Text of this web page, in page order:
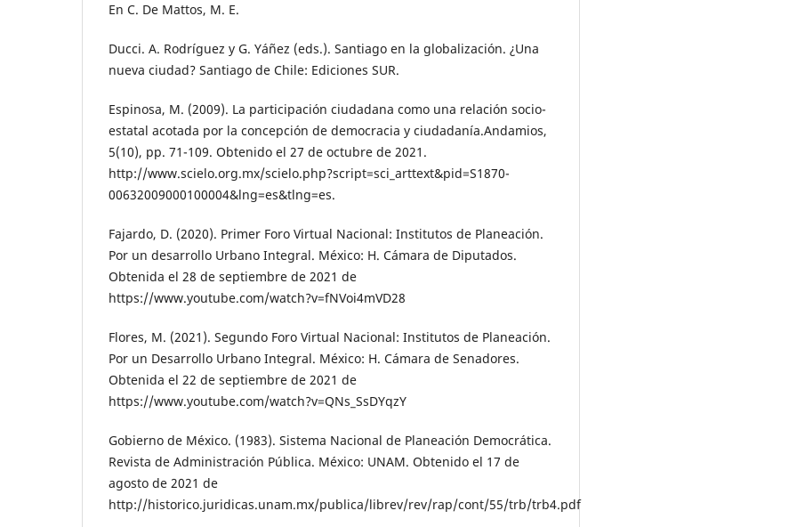
En C. De Mattos, M. E.
Ducci. A. Rodríguez y G. Yáñez (eds.). Santiago en la globalización. ¿Una
nueva ciudad? Santiago de Chile: Ediciones SUR.
Espinosa, M. (2009). La participación ciudadana como una relación socio-
estatal acotada por la concepción de democracia y ciudadanía.Andamios,
5(10), pp. 71-109. Obtenido el 27 de octubre de 2021.
http://www.scielo.org.mx/scielo.php?script=sci_arttext&pid=S1870-
00632009000100004&lng=es&tlng=es.
Fajardo, D. (2020). Primer Foro Virtual Nacional: Institutos de Planeación.
Por un desarrollo Urbano Integral. México: H. Cámara de Diputados.
Obtenida el 28 de septiembre de 2021 de
https://www.youtube.com/watch?v=fNVoi4mVD28
Flores, M. (2021). Segundo Foro Virtual Nacional: Institutos de Planeación.
Por un Desarrollo Urbano Integral. México: H. Cámara de Senadores.
Obtenida el 22 de septiembre de 2021 de
https://www.youtube.com/watch?v=QNs_SsDYqzY
Gobierno de México. (1983). Sistema Nacional de Planeación Democrática.
Revista de Administración Pública. México: UNAM. Obtenido el 17 de
agosto de 2021 de
http://historico.juridicas.unam.mx/publica/librev/rev/rap/cont/55/trb/trb4.pdf